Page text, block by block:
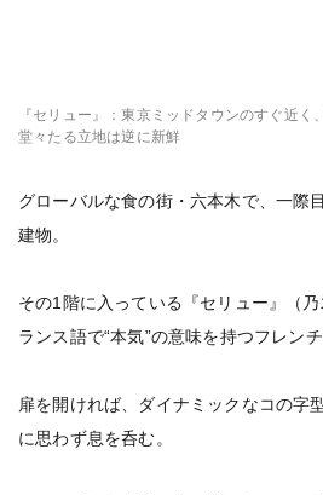
『セリュー』：東京ミッドタウンのすぐ近く
堂々たる立地は逆に新鮮
グローバルな食の街・六本木で、一際
建物。
その1階に入っている『セリュー』（
ランス語で“本気”の意味を持つフレンチ
扉を開ければ、ダイナミックなコの字
に思わず息を呑む。